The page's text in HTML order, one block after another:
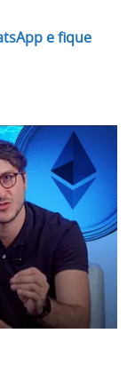
e fique